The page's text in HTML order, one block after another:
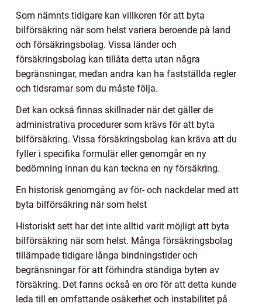
Som nämnts tidigare kan villkoren för att byta
bilförsäkring när som helst variera beroende på land
och försäkringsbolag. Vissa länder och
försäkringsbolag kan tillåta detta utan några
begränsningar, medan andra kan ha fastställda regler
och tidsramar som du måste följa.
Det kan också finnas skillnader när det gäller de
administrativa procedurer som krävs för att byta
bilförsäkring. Vissa försäkringsbolag kan kräva att du
fyller i specifika formulär eller genomgår en ny
bedömning innan du kan teckna en ny försäkring.
En historisk genomgång av för- och nackdelar med att
byta bilförsäkring när som helst
Historiskt sett har det inte alltid varit möjligt att byta
bilförsäkring när som helst. Många försäkringsbolag
tillämpade tidigare långa bindningstider och
begränsningar för att förhindra ständiga byten av
försäkring. Det fanns också en oro för att detta kunde
leda till en omfattande osäkerhet och instabilitet på